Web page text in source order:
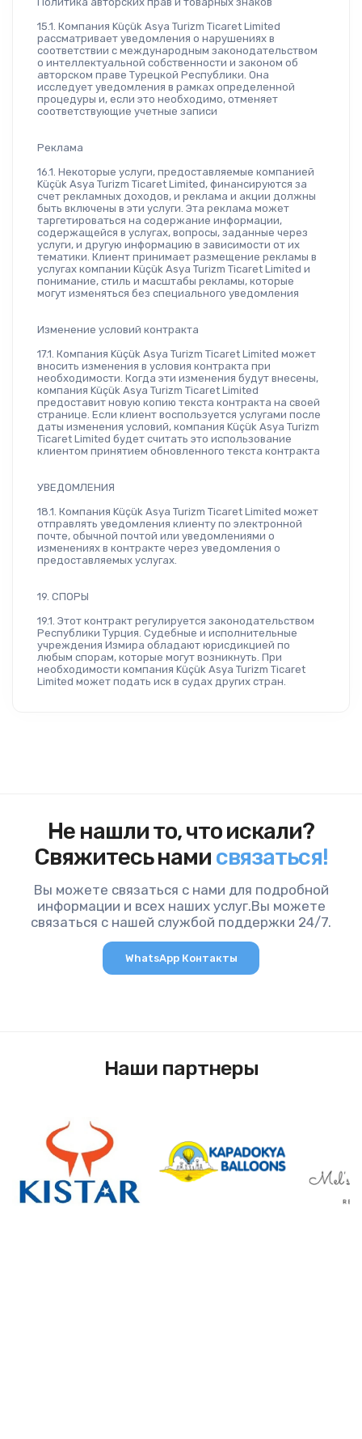
15.1. Компания Küçük Asya Turizm Ticaret Limited
рассматривает уведомления о нарушениях в
соответствии с международным законодательством
о интеллектуальной собственности и законом об
авторском праве Турецкой Республики. Она
исследует уведомления в рамках определенной
процедуры и, если это необходимо, отменяет
соответствующие учетные записи
Реклама
16.1. Некоторые услуги, предоставляемые компанией
Küçük Asya Turizm Ticaret Limited, финансируются за
счет рекламных доходов, и реклама и акции должны
быть включены в эти услуги. Эта реклама может
таргетироваться на содержание информации,
содержащейся в услугах, вопросы, заданные через
услуги, и другую информацию в зависимости от их
тематики. Клиент принимает размещение рекламы в
услугах компании Küçük Asya Turizm Ticaret Limited и
понимание, стиль и масштабы рекламы, которые
могут изменяться без специального уведомления
Изменение условий контракта
17.1. Компания Küçük Asya Turizm Ticaret Limited может
вносить изменения в условия контракта при
необходимости. Когда эти изменения будут внесены,
компания Küçük Asya Turizm Ticaret Limited
предоставит новую копию текста контракта на своей
странице. Если клиент воспользуется услугами после
даты изменения условий, компания Küçük Asya Turizm
Ticaret Limited будет считать это использование
клиентом принятием обновленного текста контракта
УВЕДОМЛЕНИЯ
18.1. Компания Küçük Asya Turizm Ticaret Limited может
отправлять уведомления клиенту по электронной
почте, обычной почтой или уведомлениями о
изменениях в контракте через уведомления о
предоставляемых услугах.
19. СПОРЫ
19.1. Этот контракт регулируется законодательством
Республики Турция. Судебные и исполнительные
учреждения Измира обладают юрисдикцией по
любым спорам, которые могут возникнуть. При
необходимости компания Küçük Asya Turizm Ticaret
Limited может подать иск в судах других стран.
Не нашли то, что искали?
Свяжитесь нами связаться!
Вы можете связаться с нами для подробной
информации и всех наших услуг.Вы можете
связаться с нашей службой поддержки 24/7.
WhatsApp Контакты
Наши партнеры